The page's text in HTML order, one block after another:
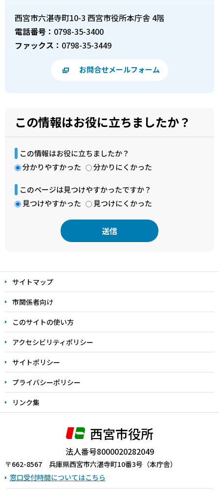
西宮市六湛寺町10-3 西宮市役所本庁舎 4階
電話番号： 0798-35-3400
ファックス： 0798-35-3449
お問合せメールフォーム
この情報はお役に立ちましたか？
この情報はお役に立ちましたか？
分かりやすかった
分かりにくかった
このページは見つけやすかったですか？
見つけやすかった
見つけにくかった
文
こ
こ
ま
で
サイトマップ
市関係者向け
このサイトの使い方
アクセシビリティポリシー
サイトポリシー
プライバシーポリシー
リンク集
西宮市役所
法人番号8000020282049
〒662-8567 兵庫県西宮市六湛寺町10番3号（本庁舎）
窓口受付時間についてはこちら